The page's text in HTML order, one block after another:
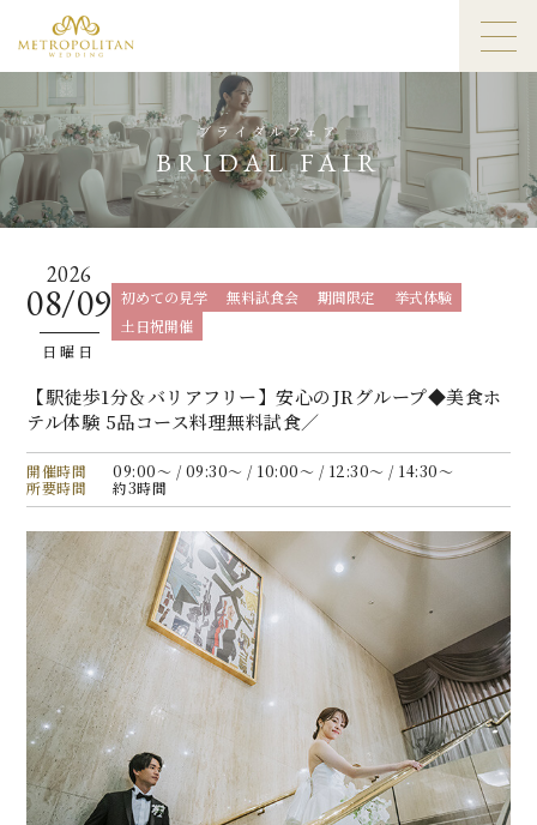
ブライダルフェア
BRIDAL FAIR
2026
08/09
日曜日
初めての見学 無料試食会 期間限定
挙式体験
土日祝開催
【駅徒歩1分＆バリアフリー】安心のJRグループ◆美食ホ
テル体験 5品コース料理無料試食／
開催時間
09:00〜 / 09:30〜 / 10:00〜 / 12:30〜 / 14:30〜
所要時間
約3時間